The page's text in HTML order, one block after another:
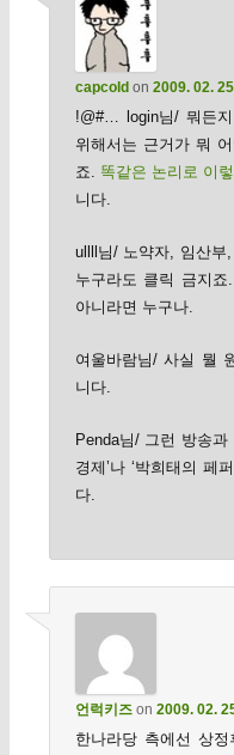
capcoldon 2009. 02.
!@#… login님/ 뭐든
위해서는 근거가 뭐
죠. 똑같은 논리로 이
니다.
ullll님/ 노약자, 임산부
누구라도 클릭 금지
아니라면 누구나.
여울바람님/ 사실 뭘
니다.
Penda님/ 그런 방송
경제’나 ‘박희태의 페
다.
언럭키즈on 2009. 02.
한나라당 측에선 상